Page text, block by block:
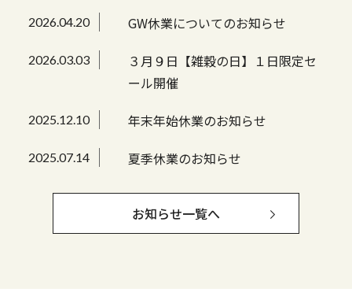
2026.04.20 GW休業についてのお知らせ
2026.03.03
３月９日【雑穀の日】１日限定セ
ール開催
2025.12.10 年末年始休業のお知らせ
2025.07.14 夏季休業のお知らせ
お知らせ一覧へ